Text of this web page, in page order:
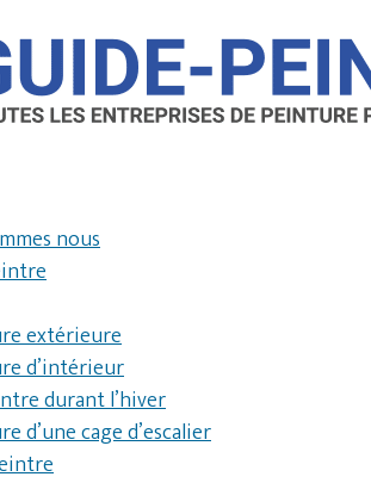
nous
extérieure
d’intérieur
durant l’hiver
d’une cage d’escalier